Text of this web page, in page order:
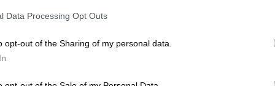
Data Processing Opt Outs
opt-out of the Sharing of my personal data.
στην Κόρινθο - Δύο